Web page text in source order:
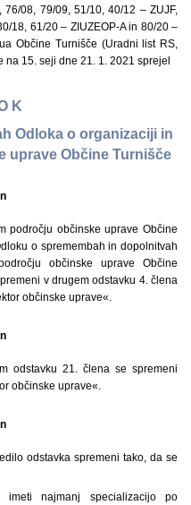
08, 79/09, 51/10, 40/12 – ZUJF,
18, 61/20 – ZIUZEOP-A in 80/20 –
Občine Turnišče (Uradni list RS,
na 15. seji dne 21. 1. 2021 sprejel
K
Odloka o organizaciji in
uprave Občine Turnišče
področju občinske uprave Občine
o spremembah in dopolnitvah
občinske uprave Občine
v drugem odstavku 4. člena
občinske uprave«.
odstavku 21. člena se spremeni
občinske uprave«.
odstavka spremeni tako, da se
imeti najmanj specializacijo po